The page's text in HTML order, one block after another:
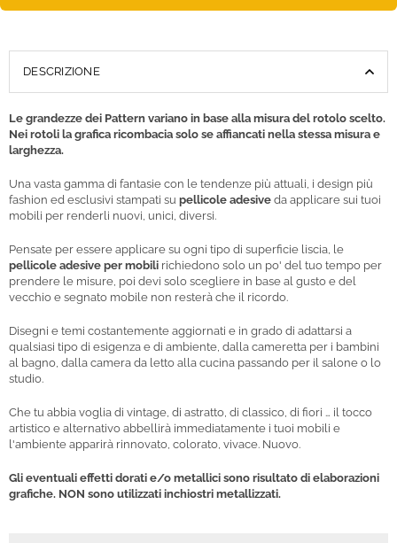
DESCRIZIONE
Le grandezze dei Pattern variano in base alla misura del rotolo scelto.
Nei rotoli la grafica ricombacia solo se affiancati nella stessa misura e
larghezza.
Una vasta gamma di fantasie con le tendenze più attuali, i design più
fashion ed esclusivi stampati su pellicole adesive da applicare sui tuoi
mobili per renderli nuovi, unici, diversi.
Pensate per essere applicare su ogni tipo di superficie liscia, le
pellicole adesive per mobili richiedono solo un po' del tuo tempo per
prendere le misure, poi devi solo scegliere in base al gusto e del
vecchio e segnato mobile non resterà che il ricordo.
Disegni e temi costantemente aggiornati e in grado di adattarsi a
qualsiasi tipo di esigenza e di ambiente, dalla cameretta per i bambini
al bagno, dalla camera da letto alla cucina passando per il salone o lo
studio.
Che tu abbia voglia di vintage, di astratto, di classico, di fiori … il tocco
artistico e alternativo abbellirà immediatamente i tuoi mobili e
l'ambiente apparirà rinnovato, colorato, vivace. Nuovo.
Gli eventuali effetti dorati e/o metallici sono risultato di elaborazioni
grafiche. NON sono utilizzati inchiostri metallizzati.